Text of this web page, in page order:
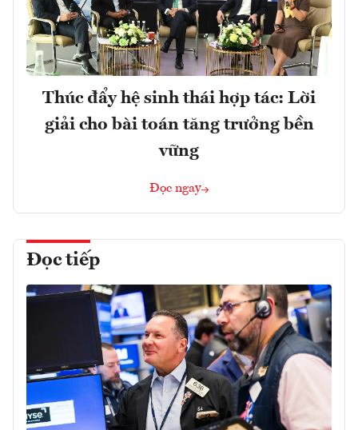
Thúc đẩy hệ sinh thái hợp tác: Lời
giải cho bài toán tăng trưởng bền
vững
Đọc ngay
Đọc tiếp